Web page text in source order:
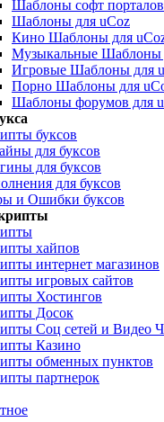
Шаблоны софт
Шаблоны для uCoz
Кино Шаблоны для
Музыкальные Шаблоны
Игровые Шаблоны для
Порно Шаблоны для
Шаблоны форумов для
буксов
для буксов
для буксов
для буксов
и Ошибки буксов
хайпов
интернет магазинов
игровых сайтов
Хостингов
Досок
Соц сетей и Видео
Казино
обменных пунктов
партнерок